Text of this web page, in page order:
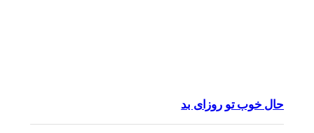
حال خوب تو روزای بد